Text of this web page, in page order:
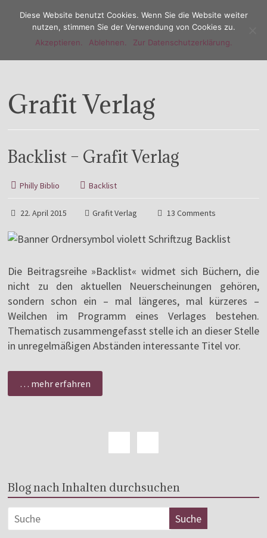
Menu
Grafit Verlag
Backlist – Grafit Verlag
Philly Biblio Backlist
22. April 2015 Grafit Verlag 13 Comments
Die Beitragsreihe »Backlist« widmet sich Büchern, die
nicht zu den aktuellen Neuerscheinungen gehören,
sondern schon ein – mal längeres, mal kürzeres –
Weilchen im Programm eines Verlages bestehen.
Thematisch zusammengefasst stelle ich an dieser Stelle
in unregelmäßigen Abständen interessante Titel vor.
… mehr erfahren
Blog nach Inhalten durchsuchen
Diese Website benutzt Cookies. Wenn Sie die Website weiter
nutzen, stimmen Sie der Verwendung von Cookies zu.
Akzeptieren.
Ablehnen. Zur Datenschutzerklärung.